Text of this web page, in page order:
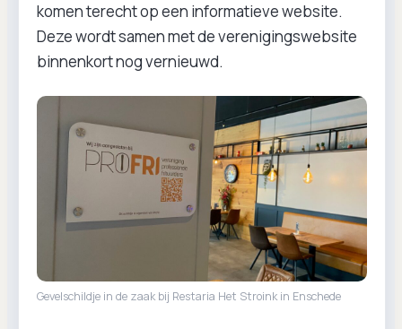
komen terecht op een informatieve website.
Deze wordt samen met de verenigingswebsite
binnenkort nog vernieuwd.
Gevelschildje in de zaak bij Restaria Het Stroink in Enschede